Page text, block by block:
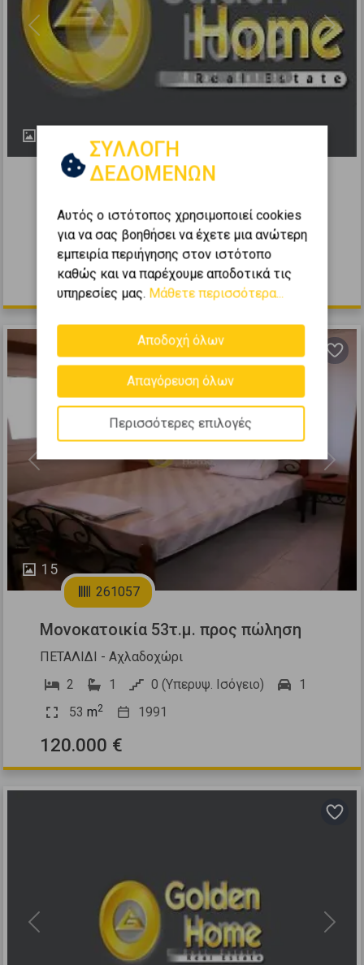
Previous Next
214348
ΠΕΤΑΛΙΔΙ - Κέντρο
113m
70.000 €
15
Previous Next
261057
Μονοκατοικία 53τ.μ. προς πώληση
ΠΕΤΑΛΙΔΙ - Αχλαδοχώρι
2
1 0 (Υπερυψ. Ισόγειο)
1
53 m2 1991
120.000 €
Previous Next
ΣΥΛΛΟΓΗ
ΔΕΔΟΜΕΝΩΝ
Αυτός ο ιστότοπος χρησιμοποιεί cookies
για να σας βοηθήσει να έχετε μια ανώτερη
εμπειρία περιήγησης στον ιστότοπο
καθώς και να παρέχουμε αποδοτικά τις
υπηρεσίες μας. Μάθετε περισσότερα...
Αποδοχή όλων
Απαγόρευση όλων
Περισσότερες επιλογές